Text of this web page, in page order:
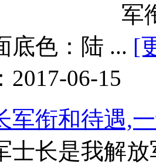
等级与
底色：陆 ... [
2017-06-15
军衔和待遇,
长是我解放